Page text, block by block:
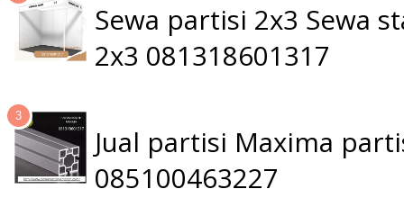
Sewa partisi 2x3 Sewa
2x3 081318601317
Jual partisi Maxima
085100463227